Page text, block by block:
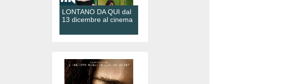
LONTANO DA QUI dal
13 dicembre al cinema